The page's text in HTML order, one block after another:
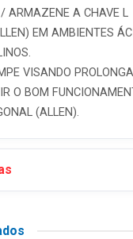
ARMAZENE A CHAVE L
EM AMBIENTES
VISANDO
O BOM
(ALLEN).